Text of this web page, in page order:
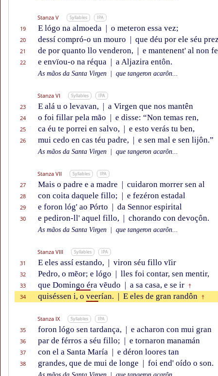
Stanza V Syllables IPA
19 E lógo na almoeda | o meteron essa vez;
20 dessí compró-o un mouro | que déu por ele séu
21 de por quanto llo venderon, | e mantenent' al non
22 e envïou-o na réqua | a Aljazira entôn.
As mãos da Santa Virgen que tangeron acarôn...
Stanza VI Syllables IPA
23 E alá u o levavan, | a Virgen que nos mantên
24 o foi fillar pela mão | e disse: “Non temas ren,
25 ca éu te porrei en salvo, | e esto verás tu ben,
26 mui cedo en cas téu padre, | e sen mal e sen lijôn.”
As mãos da Santa Virgen que tangeron acarôn...
Stanza VII Syllables IPA
27 Mais o padre e a madre | cuidaron morrer sen al
28 con coita daquele fillo; | e fezéron estadal
29 e foron lóg' ao Pórto | da Sennor espirital
30 e pediron-ll' aquel fillo, | chorando con devoçôn.
As mãos da Santa Virgen que tangeron acarôn...
Stanza VIII Syllables IPA
31 E eles assí estando, | viron séu fillo vĩir
32 Pedro, o mẽor; e lógo | lles foi contar, sen mentir,
33 que Domingo éra vẽudo | a sa casa, e se ir †
34 quiséssen i, o veerían. | E eles de gran randôn †
Stanza IX Syllables IPA
35 foron lógo sen tardança, | e acharon con mui gran
36 par de férros a séu fillo; | e tornaron manamán
37 con el a Santa María | e déron loores tan
38 grandes, que de mui de longe | foi end' oído o son.